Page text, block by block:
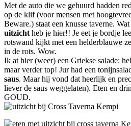
Met de auto die we gehuurd hadden
op de klif (voor mensen met
Beware.) staat een knusse taverne. Wat
uitzicht heb je hier!! Je eet je bordje
rotswand kijkt met een helderblauwe
in de rots. Wow.
Ik at hier (weer) een Griekse salade:
maar verder top! Jur had een
saus. Maar hij vond dat heerlijk en
liever de saus weggelaten). Eten en
GOUD.